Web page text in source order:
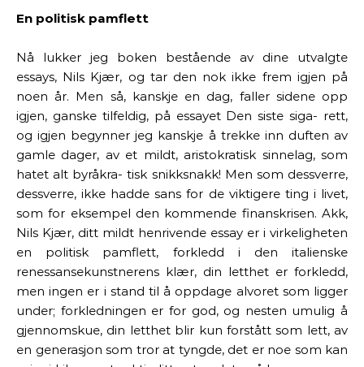
En politisk pamflett
Nå lukker jeg boken bestående av dine utvalgte
essays, Nils Kjær, og tar den nok ikke frem igjen på
noen år. Men så, kanskje en dag, faller sidene opp
igjen, ganske tilfeldig, på essayet Den siste siga- rett,
og igjen begynner jeg kanskje å trekke inn duften av
gamle dager, av et mildt, aristokratisk sinnelag, som
hatet alt byråkra- tisk snikksnakk! Men som dessverre,
dessverre, ikke hadde sans for de viktigere ting i livet,
som for eksempel den kommende finanskrisen. Akk,
Nils Kjær, ditt mildt henrivende essay er i virkeligheten
en politisk pamflett, forkledd i den italienske
renessansekunstnerens klær, din letthet er forkledd,
men ingen er i stand til å oppdage alvoret som ligger
under; forkledningen er for god, og nesten umulig å
gjennomskue, din letthet blir kun forstått som lett, av
en generasjon som tror at tyngde, det er noe som kan